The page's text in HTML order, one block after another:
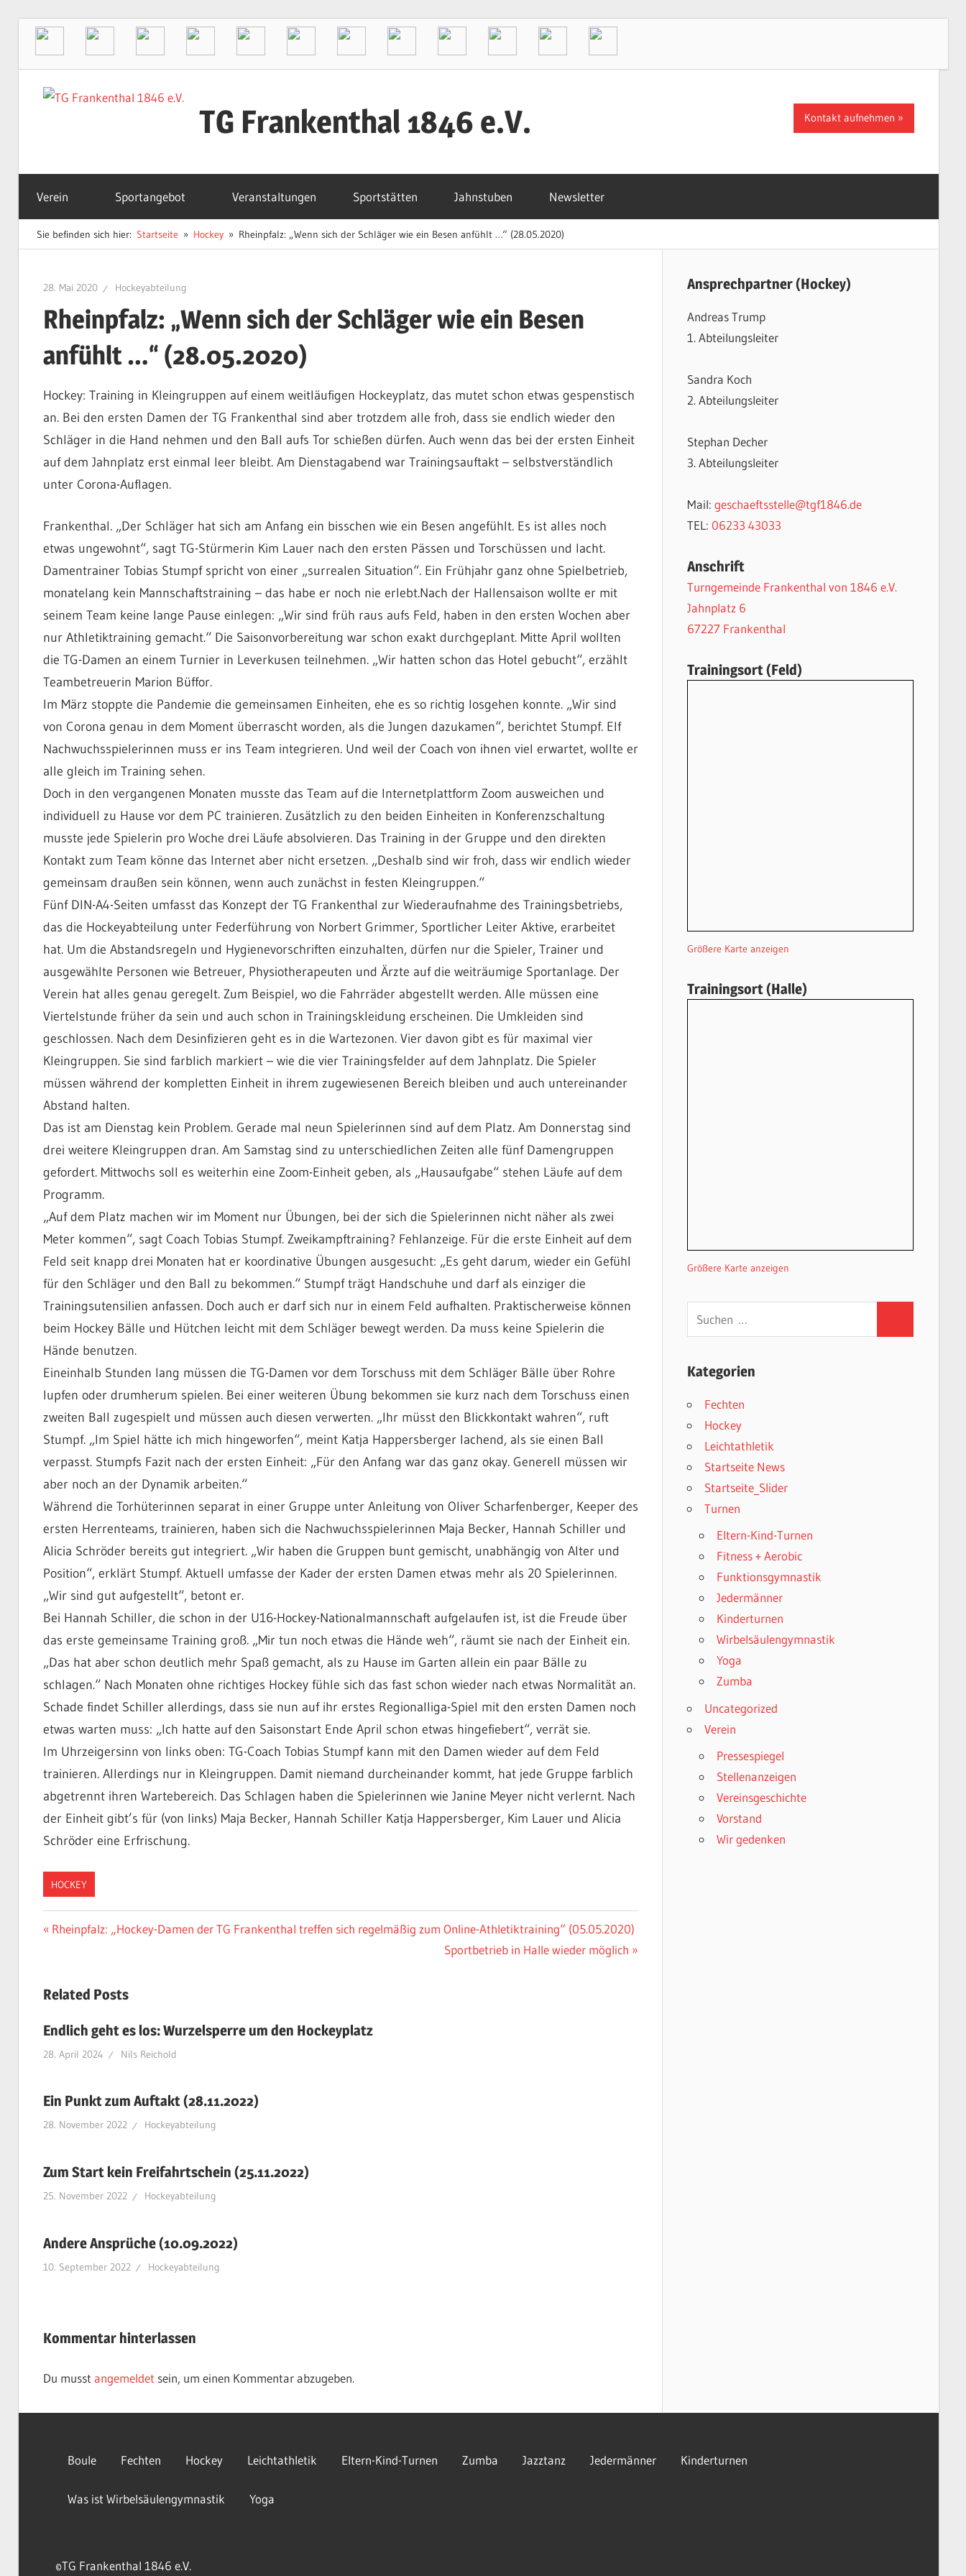
Inhalt
TG Frankenthal 1846 e.V.
Sportverein
in
Frankenthal
Kontakt aufnehmen
Verein Sportangebot Veranstaltungen Sportstätten Jahnstuben Newsletter
Sie befinden sich hier: Startseite Hockey Rheinpfalz: „Wenn sich der Schläger wie ein Besen anfühlt …“ (28.05.2020)
28. Mai 2020 Hockeyabteilung
Rheinpfalz: „Wenn sich der Schläger wie ein Besen
anfühlt …“ (28.05.2020)
Hockey: Training in Kleingruppen auf einem weitläufigen Hockeyplatz, das mutet schon etwas gespenstisch
an. Bei den ersten Damen der TG Frankenthal sind aber trotzdem alle froh, dass sie endlich wieder den
Schläger in die Hand nehmen und den Ball aufs Tor schießen dürfen. Auch wenn das bei der ersten Einheit
auf dem Jahnplatz erst einmal leer bleibt. Am Dienstagabend war Trainingsauftakt – selbstverständlich
unter Corona-Auflagen.
Frankenthal. „Der Schläger hat sich am Anfang ein bisschen wie ein Besen angefühlt. Es ist alles noch
etwas ungewohnt“, sagt TG-Stürmerin Kim Lauer nach den ersten Pässen und Torschüssen und lacht.
Damentrainer Tobias Stumpf spricht von einer „surrealen Situation“. Ein Frühjahr ganz ohne Spielbetrieb,
monatelang kein Mannschaftstraining – das habe er noch nie erlebt.Nach der Hallensaison wollte er mit
seinem Team keine lange Pause einlegen: „Wir sind früh raus aufs Feld, haben in den ersten Wochen aber
nur Athletiktraining gemacht.“ Die Saisonvorbereitung war schon exakt durchgeplant. Mitte April wollten
die TG-Damen an einem Turnier in Leverkusen teilnehmen. „Wir hatten schon das Hotel gebucht“, erzählt
Teambetreuerin Marion Büffor.
Im März stoppte die Pandemie die gemeinsamen Einheiten, ehe es so richtig losgehen konnte. „Wir sind
von Corona genau in dem Moment überrascht worden, als die Jungen dazukamen“, berichtet Stumpf. Elf
Nachwuchsspielerinnen muss er ins Team integrieren. Und weil der Coach von ihnen viel erwartet, wollte er
alle gleich im Training sehen.
Doch in den vergangenen Monaten musste das Team auf die Internetplattform Zoom ausweichen und
individuell zu Hause vor dem PC trainieren. Zusätzlich zu den beiden Einheiten in Konferenzschaltung
musste jede Spielerin pro Woche drei Läufe absolvieren. Das Training in der Gruppe und den direkten
Kontakt zum Team könne das Internet aber nicht ersetzen. „Deshalb sind wir froh, dass wir endlich wieder
gemeinsam draußen sein können, wenn auch zunächst in festen Kleingruppen.“
Fünf DIN-A4-Seiten umfasst das Konzept der TG Frankenthal zur Wiederaufnahme des Trainingsbetriebs,
das die Hockeyabteilung unter Federführung von Norbert Grimmer, Sportlicher Leiter Aktive, erarbeitet
hat. Um die Abstandsregeln und Hygienevorschriften einzuhalten, dürfen nur die Spieler, Trainer und
ausgewählte Personen wie Betreuer, Physiotherapeuten und Ärzte auf die weiträumige Sportanlage. Der
Verein hat alles genau geregelt. Zum Beispiel, wo die Fahrräder abgestellt werden. Alle müssen eine
Viertelstunde früher da sein und auch schon in Trainingskleidung erscheinen. Die Umkleiden sind
geschlossen. Nach dem Desinfizieren geht es in die Wartezonen. Vier davon gibt es für maximal vier
Kleingruppen. Sie sind farblich markiert – wie die vier Trainingsfelder auf dem Jahnplatz. Die Spieler
müssen während der kompletten Einheit in ihrem zugewiesenen Bereich bleiben und auch untereinander
Abstand halten.
Das ist am Dienstag kein Problem. Gerade mal neun Spielerinnen sind auf dem Platz. Am Donnerstag sind
drei weitere Kleingruppen dran. Am Samstag sind zu unterschiedlichen Zeiten alle fünf Damengruppen
gefordert. Mittwochs soll es weiterhin eine Zoom-Einheit geben, als „Hausaufgabe“ stehen Läufe auf dem
Programm.
„Auf dem Platz machen wir im Moment nur Übungen, bei der sich die Spielerinnen nicht näher als zwei
Meter kommen“, sagt Coach Tobias Stumpf. Zweikampftraining? Fehlanzeige. Für die erste Einheit auf dem
Feld seit knapp drei Monaten hat er koordinative Übungen ausgesucht: „Es geht darum, wieder ein Gefühl
für den Schläger und den Ball zu bekommen.“ Stumpf trägt Handschuhe und darf als einziger die
Trainingsutensilien anfassen. Doch auch er darf sich nur in einem Feld aufhalten. Praktischerweise können
beim Hockey Bälle und Hütchen leicht mit dem Schläger bewegt werden. Da muss keine Spielerin die
Hände benutzen.
Eineinhalb Stunden lang müssen die TG-Damen vor dem Torschuss mit dem Schläger Bälle über Rohre
lupfen oder drumherum spielen. Bei einer weiteren Übung bekommen sie kurz nach dem Torschuss einen
zweiten Ball zugespielt und müssen auch diesen verwerten. „Ihr müsst den Blickkontakt wahren“, ruft
Stumpf. „Im Spiel hätte ich mich hingeworfen“, meint Katja Happersberger lachend, als sie einen Ball
verpasst. Stumpfs Fazit nach der ersten Einheit: „Für den Anfang war das ganz okay. Generell müssen wir
aber noch an der Dynamik arbeiten.“
Während die Torhüterinnen separat in einer Gruppe unter Anleitung von Oliver Scharfenberger, Keeper des
ersten Herrenteams, trainieren, haben sich die Nachwuchsspielerinnen Maja Becker, Hannah Schiller und
Alicia Schröder bereits gut integriert. „Wir haben die Gruppen bunt gemischt, unabhängig von Alter und
Position“, erklärt Stumpf. Aktuell umfasse der Kader der ersten Damen etwas mehr als 20 Spielerinnen.
„Wir sind gut aufgestellt“, betont er.
Bei Hannah Schiller, die schon in der U16-Hockey-Nationalmannschaft aufgelaufen ist, ist die Freude über
das erste gemeinsame Training groß. „Mir tun noch etwas die Hände weh“, räumt sie nach der Einheit ein.
„Das hat aber schon deutlich mehr Spaß gemacht, als zu Hause im Garten allein ein paar Bälle zu
schlagen.“ Nach Monaten ohne richtiges Hockey fühle sich das fast schon wieder nach etwas Normalität an.
Schade findet Schiller allerdings, dass sie nun auf ihr erstes Regionalliga-Spiel mit den ersten Damen noch
etwas warten muss: „Ich hatte auf den Saisonstart Ende April schon etwas hingefiebert“, verrät sie.
Im Uhrzeigersinn von links oben: TG-Coach Tobias Stumpf kann mit den Damen wieder auf dem Feld
trainieren. Allerdings nur in Kleingruppen. Damit niemand durcheinander kommt, hat jede Gruppe farblich
abgetrennt ihren Wartebereich. Das Schlagen haben die Spielerinnen wie Janine Meyer nicht verlernt. Nach
der Einheit gibt’s für (von links) Maja Becker, Hannah Schiller Katja Happersberger, Kim Lauer und Alicia
Schröder eine Erfrischung.
HOCKEY
Beitragsnavigation
Vorheriger
Rheinpfalz: „Hockey-Damen der TG Frankenthal treffen sich regelmäßig zum Online-Athletiktraining“ (05.05.2020)
Nächster
Sportbetrieb in Halle wieder möglich
Related Posts
Endlich geht es los: Wurzelsperre um den Hockeyplatz
28. April 2024 Nils Reichold
Ein Punkt zum Auftakt (28.11.2022)
28. November 2022 Hockeyabteilung
Zum Start kein Freifahrtschein (25.11.2022)
25. November 2022 Hockeyabteilung
Andere Ansprüche (10.09.2022)
10. September 2022 Hockeyabteilung
Kommentar hinterlassen
Du musst angemeldet sein, um einen Kommentar abzugeben.
Ansprechpartner (Hockey)
Andreas Trump
1. Abteilungsleiter
Sandra Koch
2. Abteilungsleiter
Stephan Decher
3. Abteilungsleiter
Mail: geschaeftsstelle@tgf1846.de
TEL: 06233 43033
Anschrift
Turngemeinde Frankenthal von 1846 e.V.
Jahnplatz 6
67227 Frankenthal
Trainingsort (Feld)
Größere Karte anzeigen
Trainingsort (Halle)
Größere Karte anzeigen
Kategorien
Fechten
Hockey
Leichtathletik
Startseite News
Startseite_Slider
Turnen
Eltern-Kind-Turnen
Fitness + Aerobic
Funktionsgymnastik
Jedermänner
Kinderturnen
Wirbelsäulengymnastik
Yoga
Zumba
Uncategorized
Verein
Pressespiegel
Stellenanzeigen
Vereinsgeschichte
Vorstand
Wir gedenken
Boule Fechten Hockey Leichtathletik Eltern-Kind-Turnen Zumba Jazztanz Jedermänner Kinderturnen
Was ist Wirbelsäulengymnastik Yoga
©TG Frankenthal 1846 e.V.